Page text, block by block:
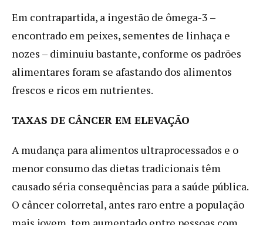
Em contrapartida, a ingestão de ômega-3 –
encontrado em peixes, sementes de linhaça e
nozes – diminuiu bastante, conforme os padrões
alimentares foram se afastando dos alimentos
frescos e ricos em nutrientes.
TAXAS DE CÂNCER EM ELEVAÇÃO
A mudança para alimentos ultraprocessados e o
menor consumo das dietas tradicionais têm
causado séria consequências para a saúde pública.
O câncer colorretal, antes raro entre a população